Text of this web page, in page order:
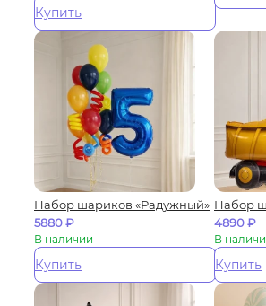
Купить
Набор шариков «Радужный»
5880₽
В наличии
Купить
Набор
4890₽
В
Купить